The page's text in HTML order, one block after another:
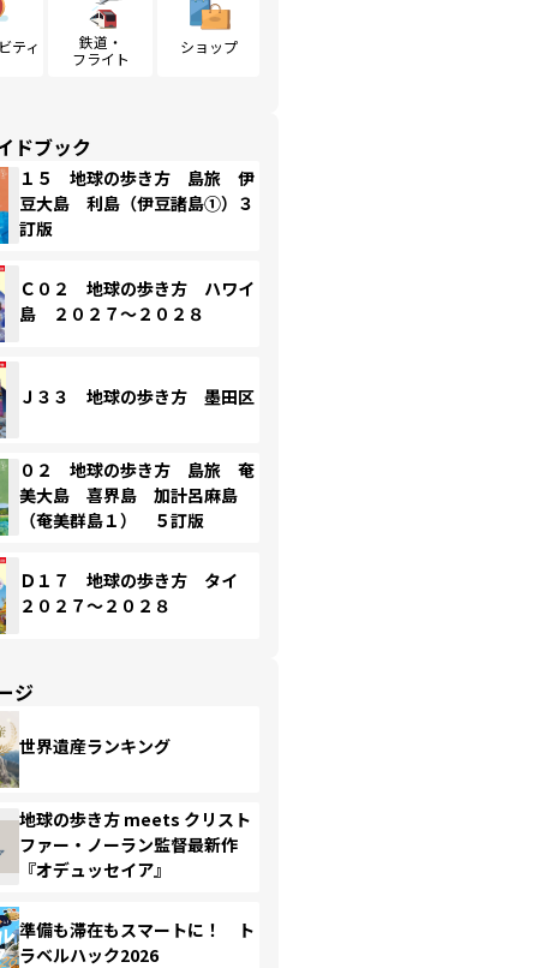
ティ
鉄道・
フライト
ショップ
ドブック
１５ 地球の歩き方 島旅 伊
豆大島 利島（伊豆諸島①）３
訂版
Ｃ０２ 地球の歩き方 ハワイ
島 ２０２７～２０２８
Ｊ３３ 地球の歩き方 墨田区
０２ 地球の歩き方 島旅 奄
美大島 喜界島 加計呂麻島
（奄美群島１） ５訂版
Ｄ１７ 地球の歩き方 タイ
２０２７～２０２８
ジ
世界遺産ランキング
地球の歩き方 meets クリスト
ファー・ノーラン監督最新作
『オデュッセイア』
準備も滞在もスマートに！ ト
ラベルハック2026